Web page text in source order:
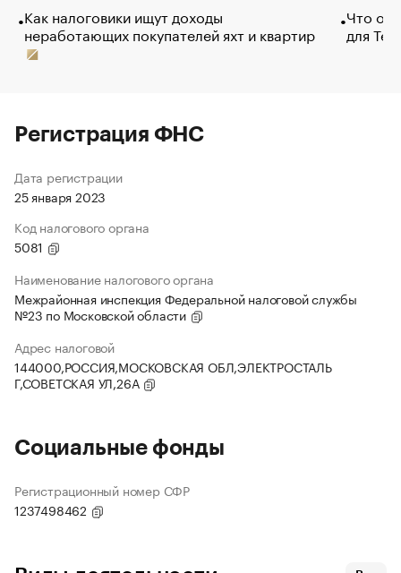
Как налоговики ищут доходы
неработающих покупателей яхт и квартир
Что
для
Регистрация ФНС
Дата регистрации
25 января 2023
Код налогового органа
5081
Наименование налогового органа
Межрайонная инспекция Федеральной налоговой службы
№23 по Московской области
Адрес налоговой
144000,РОССИЯ,МОСКОВСКАЯ ОБЛ,ЭЛЕКТРОСТАЛЬ
Г,СОВЕТСКАЯ УЛ,26А
Социальные фонды
Регистрационный номер СФР
1237498462